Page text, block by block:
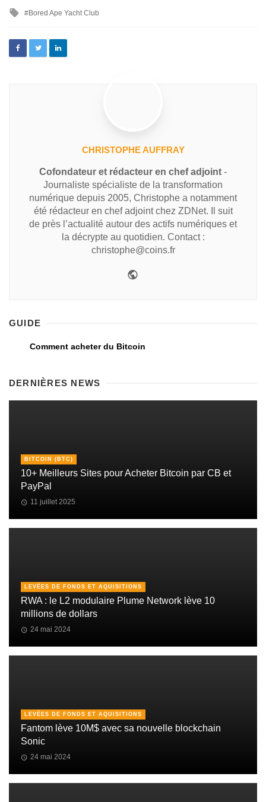
Bored Ape Yacht Club
CHRISTOPHE AUFFRAY
Cofondateur et rédacteur en chef adjoint -
Journaliste spécialiste de la transformation
numérique depuis 2005, Christophe a notamment
été rédacteur en chef adjoint chez ZDNet. Il suit
de près l’actualité autour des actifs numériques et
la décrypte au quotidien. Contact :
christophe@coins.fr
GUIDE
Comment acheter du Bitcoin
DERNIÈRES NEWS
BITCOIN (BTC)
10+ Meilleurs Sites pour Acheter Bitcoin par CB et
PayPal
11 juillet 2025
LEVÉES DE FONDS ET AQUISITIONS
RWA : le L2 modulaire Plume Network lève 10
millions de dollars
24 mai 2024
LEVÉES DE FONDS ET AQUISITIONS
Fantom lève 10M$ avec sa nouvelle blockchain
Sonic
24 mai 2024